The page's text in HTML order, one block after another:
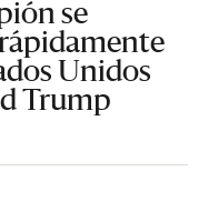
se
Unidos
Trump